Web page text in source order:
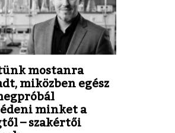
mostanra
miközben egész
minket a
– szakértői